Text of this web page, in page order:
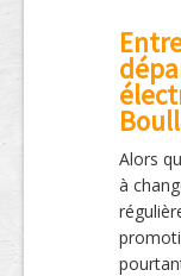
Alors
à